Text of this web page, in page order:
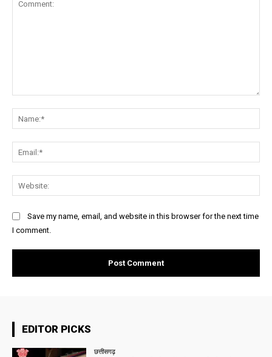
Save my name, email, and website in this browser for the next time
I comment.
EDITOR PICKS
छत्तीसगढ़